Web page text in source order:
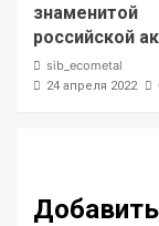
знаменитой
российской
sib_ecometal
24 апреля 2022